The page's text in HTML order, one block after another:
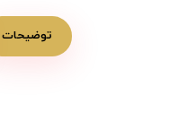
توضیحات